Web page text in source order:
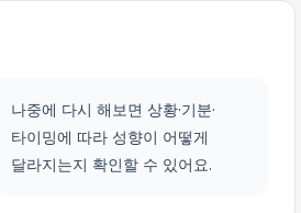
나중에 다시 해보면 상황·기분·
타이밍에 따라 성향이 어떻게
달라지는지 확인할 수 있어요.